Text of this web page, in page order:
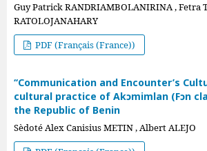
Guy Patrick RANDRIAMBOLANIRINA , Fetra
RATOLOJANAHARY
PDF (Français (France))
‘‘Communication and Encounter’s
cultural practice of Akɔmimlan (Fɔn
the Republic of Benin
Sèdoté Alex Canisius METIN , Albert ALEJO